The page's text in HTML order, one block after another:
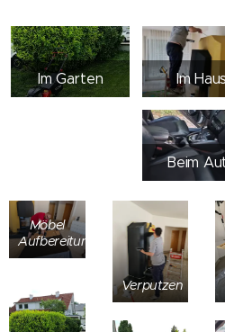
Im Garten Im Haus
Beim
Möbel
Aufbereitung
Verputzen